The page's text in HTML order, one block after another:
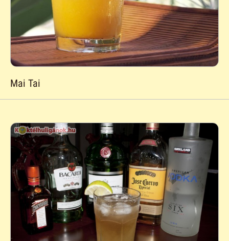
Mai Tai